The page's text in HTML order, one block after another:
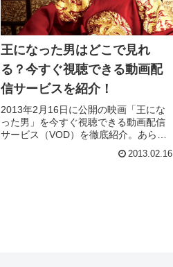
王になった男はどこで見れ
る？今すぐ視聴できる動画配
信サービスを紹介！
2013年2月16日に公開の映画「王にな
った男」を今すぐ視聴できる動画配信
サービス（VOD）を徹底紹介。あらす
じやキャスト・声優、スタッフ、主題
歌の情報はもちろん、実際に見た人の
2013.02.16